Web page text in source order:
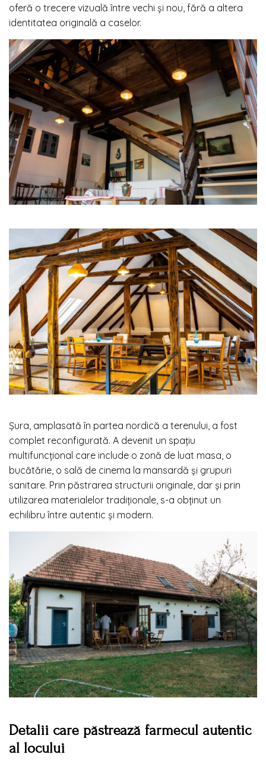
oferă o trecere vizuală între vechi și nou, fără a altera
identitatea originală a caselor.
Șura, amplasată în partea nordică a terenului, a fost
complet reconfigurată. A devenit un spațiu
multifuncțional care include o zonă de luat masa, o
bucătărie, o sală de cinema la mansardă și grupuri
sanitare. Prin păstrarea structurii originale, dar și prin
utilizarea materialelor tradiționale, s-a obținut un
echilibru între autentic și modern.
Detalii care păstrează farmecul autentic
al locului